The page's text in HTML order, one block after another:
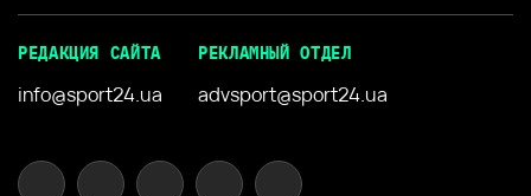
РЕДАКЦИЯ САЙТА
info@sport24.ua
РЕКЛАМНЫЙ ОТДЕЛ
advsport@sport24.ua